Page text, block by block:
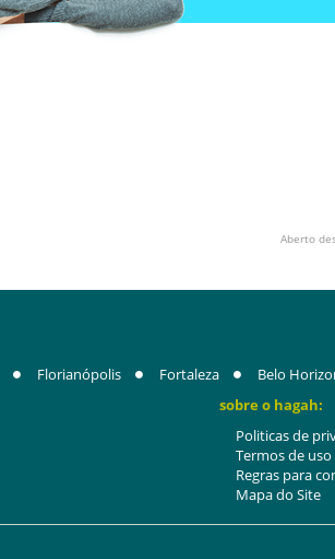
Aberto
Florianópolis Fortaleza Belo
sobre o hagah:
Politicas de
Termos de uso
Regras para
Mapa do Site